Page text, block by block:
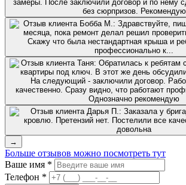
→
Больше отзывов можно посмотреть тут
Ваше имя *
Телефон *